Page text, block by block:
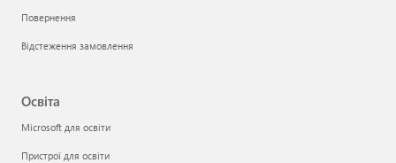
Повернення
Відстеження замовлення
Освіта
Microsoft для освіти
Пристрої для освіти